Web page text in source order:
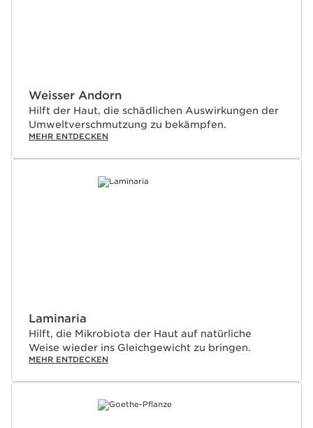
Weisser Andorn
Hilft der Haut, die schädlichen Auswirkungen der
Umweltverschmutzung zu bekämpfen.
MEHR ENTDECKEN
Laminaria
Hilft, die Mikrobiota der Haut auf natürliche
Weise wieder ins Gleichgewicht zu bringen.
MEHR ENTDECKEN